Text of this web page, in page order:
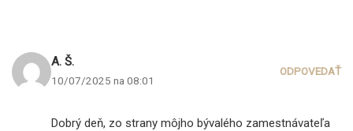
A. Š.
10/07/2025 na 08:01
ODPOVEDAŤ
Dobrý deň, zo strany môjho bývalého zamestnávateľa